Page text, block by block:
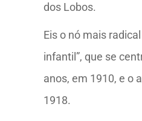
dos Lobos.
Eis o nó mais
infantil”, que se
anos, em 1910, e o
1918.